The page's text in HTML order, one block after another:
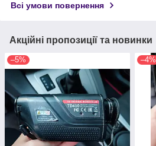
Всі умови повернення
Акційні пропозиції та новинки
–5% –4%